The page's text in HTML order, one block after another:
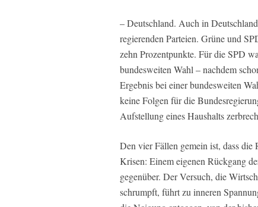
– Deutschland. Auch in
regierenden Parteien. Grüne und
zehn Prozentpunkte. Für die SPD
bundesweiten Wahl – nachdem
Ergebnis bei einer bundesweiten
keine Folgen für die
Aufstellung eines Haushalts
Den vier Fällen gemein ist, dass
Krisen: Einem eigenen Rückgang
gegenüber. Der Versuch, die
schrumpft, führt zu inneren